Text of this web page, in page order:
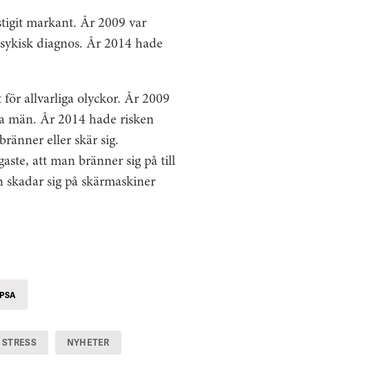
markant. År 2009 var
diagnos. År 2014 hade
för allvarliga olyckor. År 2009
män. År 2014 hade risken
eller skär sig.
att man bränner sig på till
sig på skärmaskiner
STRESS NYHETER